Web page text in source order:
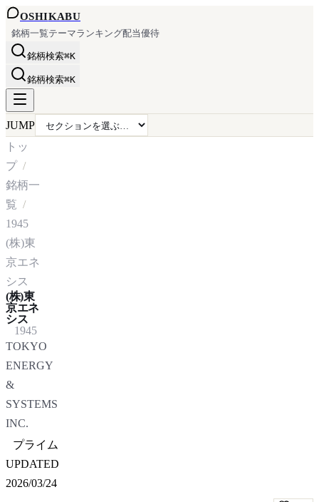
OSHIKABU
銘柄一覧テーマランキング配当優待
銘柄検索⌘K
銘柄検索⌘K
JUMP
トッ
プ
銘柄一
覧
1945
(株)東
京エネ
シス
(株)東
京エネ
シス
1945
TOKYO
ENERGY
&
SYSTEMS
INC.
プライム
UPDATED
2026/03/24